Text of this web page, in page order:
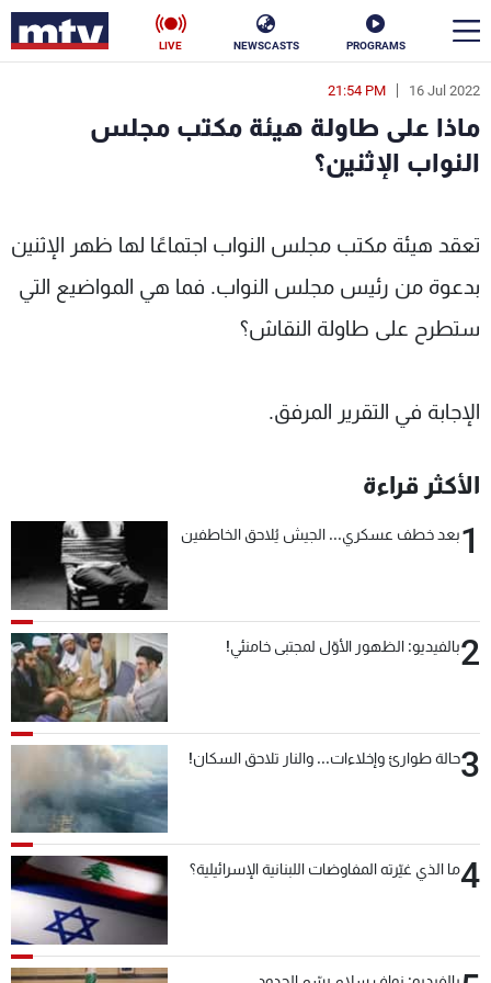
PROGRAMS
NEWSCASTS
LIVE
16 Jul 2022
21:54 PM
ماذا على طاولة هيئة مكتب مجلس
النواب الإثنين؟
تعقد هيئة مكتب مجلس النواب اجتماعًا لها ظهر الإثنين
بدعوة من رئيس مجلس النواب. فما هي المواضيع التي
ستطرح على طاولة النقاش؟
الإجابة في التقرير المرفق.
الأكثر قراءة
1بعد خطف عسكري... الجيش يُلاحق الخاطفين
2بالفيديو: الظهور الأوّل لمجتبى خامنئي!
3حالة طوارئ وإخلاءات... والنار تلاحق السكان!
4ما الذي غيّرته المفاوضات اللبنانية الإسرائيلية؟
en
الأخبار
إقتصاد فن
منوعات رياضة
جدول البرامج
الترددات
الإنـتـاج
لاعلاناتكم
تواصل معنا
شروط الإسـتخدام
سياسة الخصوصية